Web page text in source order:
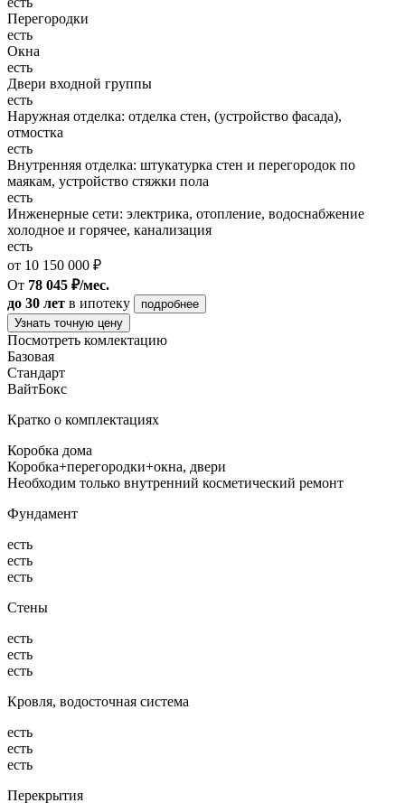
Перегородки
есть
Окна
есть
Двери входной группы
есть
Наружная отделка: отделка стен, (устройство фасада),
отмостка
есть
Внутренняя отделка: штукатурка стен и перегородок по
маякам, устройство стяжки пола
есть
Инженерные сети: электрика, отопление, водоснабжение
холодное и горячее, канализация
есть
от 10 150 000 ₽
От 78 045 ₽/мес.
до 30 лет в ипотеку
подробнее
Узнать точную цену
Посмотреть комлектацию
Базовая
Стандарт
ВайтБокс
Кратко о комплектациях
Коробка дома
Коробка+перегородки+окна, двери
Необходим только внутренний косметический ремонт
Фундамент
есть
есть
есть
Стены
есть
есть
есть
Кровля, водосточная система
есть
есть
есть
Перекрытия